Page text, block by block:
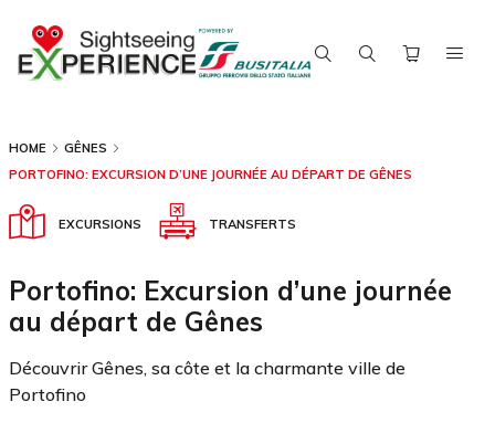
EXCURSIONS TRANSFERTS
HOME
GÊNES
PORTOFINO: EXCURSION D’UNE JOURNÉE AU DÉPART DE GÊNES
Portofino: Excursion d’une journée
au départ de Gênes
Découvrir Gênes, sa côte et la charmante ville de
Portofino